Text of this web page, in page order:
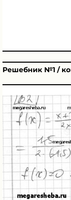
Решебник №1 /